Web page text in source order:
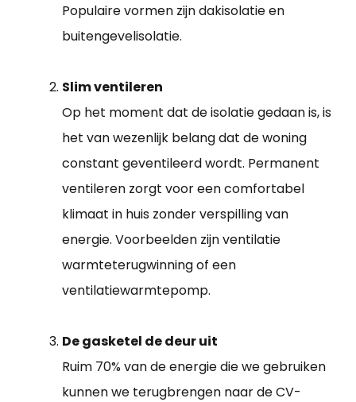
Populaire vormen zijn dakisolatie en
buitengevelisolatie.
Slim ventileren
Op het moment dat de isolatie gedaan is, is
het van wezenlijk belang dat de woning
constant geventileerd wordt. Permanent
ventileren zorgt voor een comfortabel
klimaat in huis zonder verspilling van
energie. Voorbeelden zijn ventilatie
warmteterugwinning of een
ventilatiewarmtepomp.
De gasketel de deur uit
Ruim 70% van de energie die we gebruiken
kunnen we terugbrengen naar de CV-